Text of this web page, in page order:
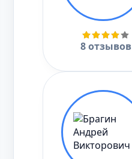
8 отзывов